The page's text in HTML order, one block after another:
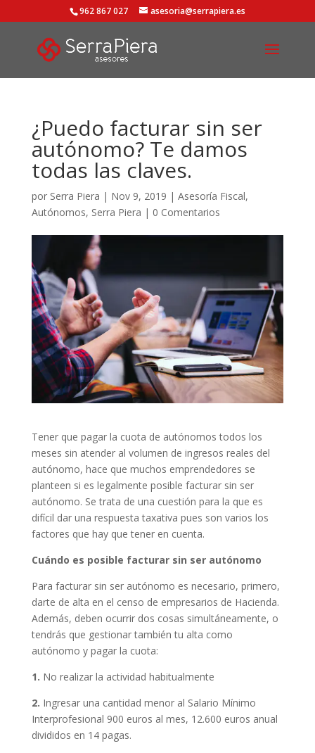
962 867 027 asesoria@serrapiera.es
¿Puedo facturar sin ser
autónomo? Te damos
todas las claves.
por Serra Piera | Nov 9, 2019 | Asesoría Fiscal,
Autónomos, Serra Piera | 0 Comentarios
Tener que pagar la cuota de autónomos todos los
meses sin atender al volumen de ingresos reales del
autónomo, hace que muchos emprendedores se
planteen si es legalmente posible facturar sin ser
autónomo. Se trata de una cuestión para la que es
difícil dar una respuesta taxativa pues son varios los
factores que hay que tener en cuenta.
Cuándo es posible facturar sin ser autónomo
Para facturar sin ser autónomo es necesario, primero,
darte de alta en el censo de empresarios de Hacienda.
Además, deben ocurrir dos cosas simultáneamente, o
tendrás que gestionar también tu alta como
autónomo y pagar la cuota:
1. No realizar la actividad habitualmente
2. Ingresar una cantidad menor al Salario Mínimo
Interprofesional 900 euros al mes, 12.600 euros anual
divididos en 14 pagas.